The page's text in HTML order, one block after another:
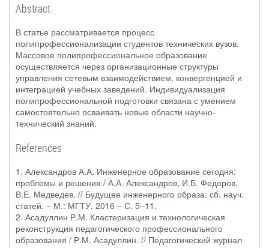
Abstract
В статье рассматривается процесс
полипрофессионализации студентов технических вузов.
Массовое полипрофессиональное образование
осуществляется через организационные структуры
управления сетевым взаимодействием, конвергенцией и
интеграцией учебных заведений. Индивидуализация
полипрофессиональной подготовки связана с умением
самостоятельно осваивать новые области научно-
технический знаний.
References
1. Александров А.А. Инженерное образование сегодня:
проблемы и решения / А.А. Александров, И.Б. Федоров,
В.Е. Медведев. // Будущее инженерного образа: сб. науч.
статей. − М.: МГТУ, 2016 – С. 5–11.
2. Асадуллин Р.М. Кластеризация и технологическая
реконструкция педагогического профессионального
образования / Р.М. Асадуллин. // Педагогический журнал